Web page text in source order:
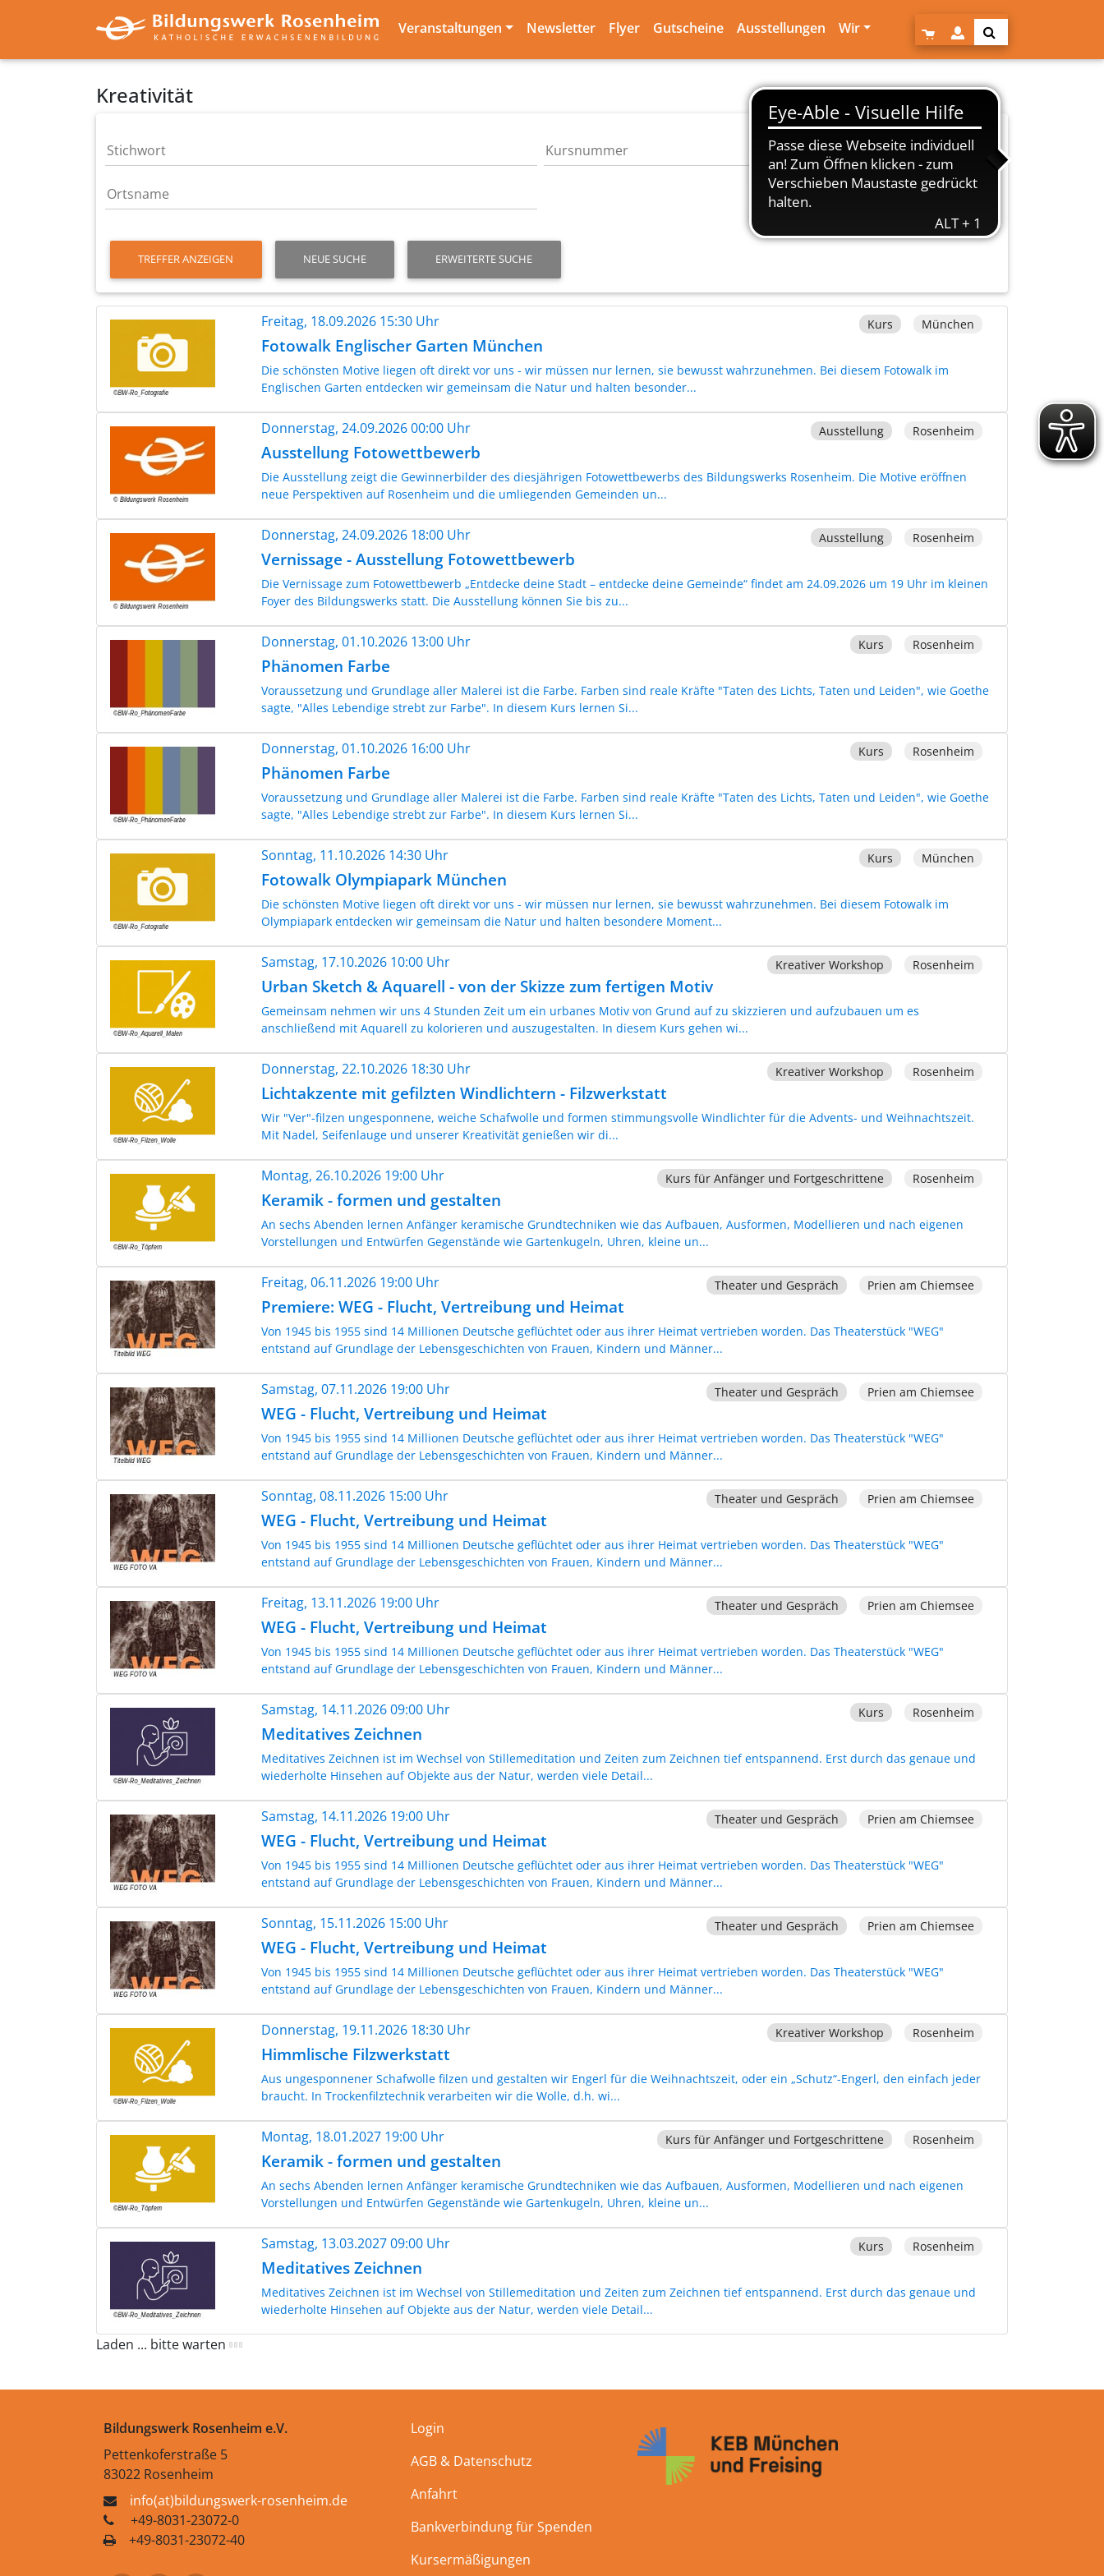
Veranstaltungen Newsletter Flyer Gutscheine Ausstellungen Wir
Kreativität
TREFFER ANZEIGEN NEUE SUCHE ERWEITERTE SUCHE
Freitag, 18.09.2026 15:30 Uhr Kurs München
Fotowalk Englischer Garten München
Die schönsten Motive liegen oft direkt vor uns - wir müssen nur lernen, sie bewusst wahrzunehmen. Bei diesem Fotowalk im
Englischen Garten entdecken wir gemeinsam die Natur und halten besonder...
Donnerstag, 24.09.2026 00:00 Uhr Ausstellung Rosenheim
Ausstellung Fotowettbewerb
Die Ausstellung zeigt die Gewinnerbilder des diesjährigen Fotowettbewerbs des Bildungswerks Rosenheim. Die Motive eröffnen
neue Perspektiven auf Rosenheim und die umliegenden Gemeinden un...
Donnerstag, 24.09.2026 18:00 Uhr Ausstellung Rosenheim
Vernissage - Ausstellung Fotowettbewerb
Die Vernissage zum Fotowettbewerb „Entdecke deine Stadt – entdecke deine Gemeinde“ findet am 24.09.2026 um 19 Uhr im kleinen
Foyer des Bildungswerks statt. Die Ausstellung können Sie bis zu...
Donnerstag, 01.10.2026 13:00 Uhr Kurs Rosenheim
Phänomen Farbe
Voraussetzung und Grundlage aller Malerei ist die Farbe. Farben sind reale Kräfte "Taten des Lichts, Taten und Leiden", wie Goethe
sagte, "Alles Lebendige strebt zur Farbe". In diesem Kurs lernen Si...
Donnerstag, 01.10.2026 16:00 Uhr Kurs Rosenheim
Phänomen Farbe
Voraussetzung und Grundlage aller Malerei ist die Farbe. Farben sind reale Kräfte "Taten des Lichts, Taten und Leiden", wie Goethe
sagte, "Alles Lebendige strebt zur Farbe". In diesem Kurs lernen Si...
Sonntag, 11.10.2026 14:30 Uhr Kurs München
Fotowalk Olympiapark München
Die schönsten Motive liegen oft direkt vor uns - wir müssen nur lernen, sie bewusst wahrzunehmen. Bei diesem Fotowalk im
Olympiapark entdecken wir gemeinsam die Natur und halten besondere Moment...
Samstag, 17.10.2026 10:00 Uhr Kreativer Workshop Rosenheim
Urban Sketch & Aquarell - von der Skizze zum fertigen Motiv
Gemeinsam nehmen wir uns 4 Stunden Zeit um ein urbanes Motiv von Grund auf zu skizzieren und aufzubauen um es
anschließend mit Aquarell zu kolorieren und auszugestalten. In diesem Kurs gehen wi...
Donnerstag, 22.10.2026 18:30 Uhr Kreativer Workshop Rosenheim
Lichtakzente mit gefilzten Windlichtern - Filzwerkstatt
Wir "Ver"-filzen ungesponnene, weiche Schafwolle und formen stimmungsvolle Windlichter für die Advents- und Weihnachtszeit.
Mit Nadel, Seifenlauge und unserer Kreativität genießen wir di...
Montag, 26.10.2026 19:00 Uhr Kurs für Anfänger und Fortgeschrittene Rosenheim
Keramik - formen und gestalten
An sechs Abenden lernen Anfänger keramische Grundtechniken wie das Aufbauen, Ausformen, Modellieren und nach eigenen
Vorstellungen und Entwürfen Gegenstände wie Gartenkugeln, Uhren, kleine un...
Freitag, 06.11.2026 19:00 Uhr Theater und Gespräch Prien am Chiemsee
Premiere: WEG - Flucht, Vertreibung und Heimat
Von 1945 bis 1955 sind 14 Millionen Deutsche geflüchtet oder aus ihrer Heimat vertrieben worden. Das Theaterstück "WEG"
entstand auf Grundlage der Lebensgeschichten von Frauen, Kindern und Männer...
Samstag, 07.11.2026 19:00 Uhr Theater und Gespräch Prien am Chiemsee
WEG - Flucht, Vertreibung und Heimat
Von 1945 bis 1955 sind 14 Millionen Deutsche geflüchtet oder aus ihrer Heimat vertrieben worden. Das Theaterstück "WEG"
entstand auf Grundlage der Lebensgeschichten von Frauen, Kindern und Männer...
Sonntag, 08.11.2026 15:00 Uhr Theater und Gespräch Prien am Chiemsee
WEG - Flucht, Vertreibung und Heimat
Von 1945 bis 1955 sind 14 Millionen Deutsche geflüchtet oder aus ihrer Heimat vertrieben worden. Das Theaterstück "WEG"
entstand auf Grundlage der Lebensgeschichten von Frauen, Kindern und Männer...
Freitag, 13.11.2026 19:00 Uhr Theater und Gespräch Prien am Chiemsee
WEG - Flucht, Vertreibung und Heimat
Von 1945 bis 1955 sind 14 Millionen Deutsche geflüchtet oder aus ihrer Heimat vertrieben worden. Das Theaterstück "WEG"
entstand auf Grundlage der Lebensgeschichten von Frauen, Kindern und Männer...
Samstag, 14.11.2026 09:00 Uhr Kurs Rosenheim
Meditatives Zeichnen
Meditatives Zeichnen ist im Wechsel von Stillemeditation und Zeiten zum Zeichnen tief entspannend. Erst durch das genaue und
wiederholte Hinsehen auf Objekte aus der Natur, werden viele Detail...
Samstag, 14.11.2026 19:00 Uhr Theater und Gespräch Prien am Chiemsee
WEG - Flucht, Vertreibung und Heimat
Von 1945 bis 1955 sind 14 Millionen Deutsche geflüchtet oder aus ihrer Heimat vertrieben worden. Das Theaterstück "WEG"
entstand auf Grundlage der Lebensgeschichten von Frauen, Kindern und Männer...
Sonntag, 15.11.2026 15:00 Uhr Theater und Gespräch Prien am Chiemsee
WEG - Flucht, Vertreibung und Heimat
Von 1945 bis 1955 sind 14 Millionen Deutsche geflüchtet oder aus ihrer Heimat vertrieben worden. Das Theaterstück "WEG"
entstand auf Grundlage der Lebensgeschichten von Frauen, Kindern und Männer...
Donnerstag, 19.11.2026 18:30 Uhr Kreativer Workshop Rosenheim
Himmlische Filzwerkstatt
Aus ungesponnener Schafwolle filzen und gestalten wir Engerl für die Weihnachtszeit, oder ein „Schutz“-Engerl, den einfach jeder
braucht. In Trockenfilztechnik verarbeiten wir die Wolle, d.h. wi...
Montag, 18.01.2027 19:00 Uhr Kurs für Anfänger und Fortgeschrittene Rosenheim
Keramik - formen und gestalten
An sechs Abenden lernen Anfänger keramische Grundtechniken wie das Aufbauen, Ausformen, Modellieren und nach eigenen
Vorstellungen und Entwürfen Gegenstände wie Gartenkugeln, Uhren, kleine un...
Samstag, 13.03.2027 09:00 Uhr Kurs Rosenheim
Meditatives Zeichnen
Meditatives Zeichnen ist im Wechsel von Stillemeditation und Zeiten zum Zeichnen tief entspannend. Erst durch das genaue und
wiederholte Hinsehen auf Objekte aus der Natur, werden viele Detail...
Laden ... bitte warten
Bildungswerk Rosenheim e.V.
Pettenkoferstraße 5
83022 Rosenheim
info(at)bildungswerk-rosenheim.de
+49-8031-23072-0
+49-8031-23072-40
Login
AGB & Datenschutz
Anfahrt
Bankverbindung für Spenden
Kursermäßigungen